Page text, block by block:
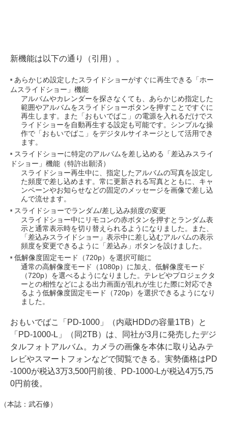
新機能は以下の通り（引用）。
あらかじめ設定したスライドショーがすぐに再生できる「ホー
ムスライドショー」機能
アルバムやカレンダーを探さなくても、あらかじめ指定した
範囲やアルバムをスライドショーボタンを押すことですぐに
再生します。また「おもいでばこ」の電源を入れるだけでス
ライドショーを自動再生する設定も可能です。シンプルな操
作で「おもいでばこ」をデジタルサイネージとして活用でき
ます。
スライドショーに特定のアルバムを差し込める「差込みスライ
ドショー」機能（特許出願済）
スライドショー再生中に、指定したアルバムの写真を設定し
た頻度で差し込めます。常に更新される写真とともに、キャ
ンペーンやお知らせなどの固定のメッセージを画像で差し込
んで流せます。
スライドショーでランダム/差し込み頻度の変更
スライドショー中にリモコンの赤ボタンを押すとランダム表
示と通常表示時を切り替えられるようになりました。また、
「差込みスライドショー」表示中に差し込むアルバムの表示
頻度を変更できるように「差込み」ボタンを設けました。
低解像度固定モード（720p）を選択可能に
通常の高解像度モード（1080p）に加え、低解像度モード
（720p）を選べるようになりました。テレビやプロジェクタ
ーとの相性などによる出力画面が乱れが生じた際に対応でき
るよう低解像度固定モード（720p）を選択できるようになり
ました。
おもいでばこ「PD-1000」（内蔵HDDの容量1TB）と
「PD-1000-L」（同2TB）は、同社が3月に発売したデジ
タルフォトアルバム。カメラの画像を本体に取り込みテ
レビやスマートフォンなどで閲覧できる。実勢価格はPD
-1000が税込3万3,500円前後、PD-1000-Lが税込4万5,75
0円前後。
（本誌：武石修）